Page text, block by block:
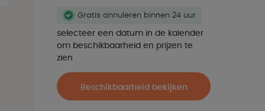
Gratis annuleren binnen 24 uur
selecteer een datum in de kalender
om beschikbaarheid en prijzen te
zien
Beschikbaarheid bekijken